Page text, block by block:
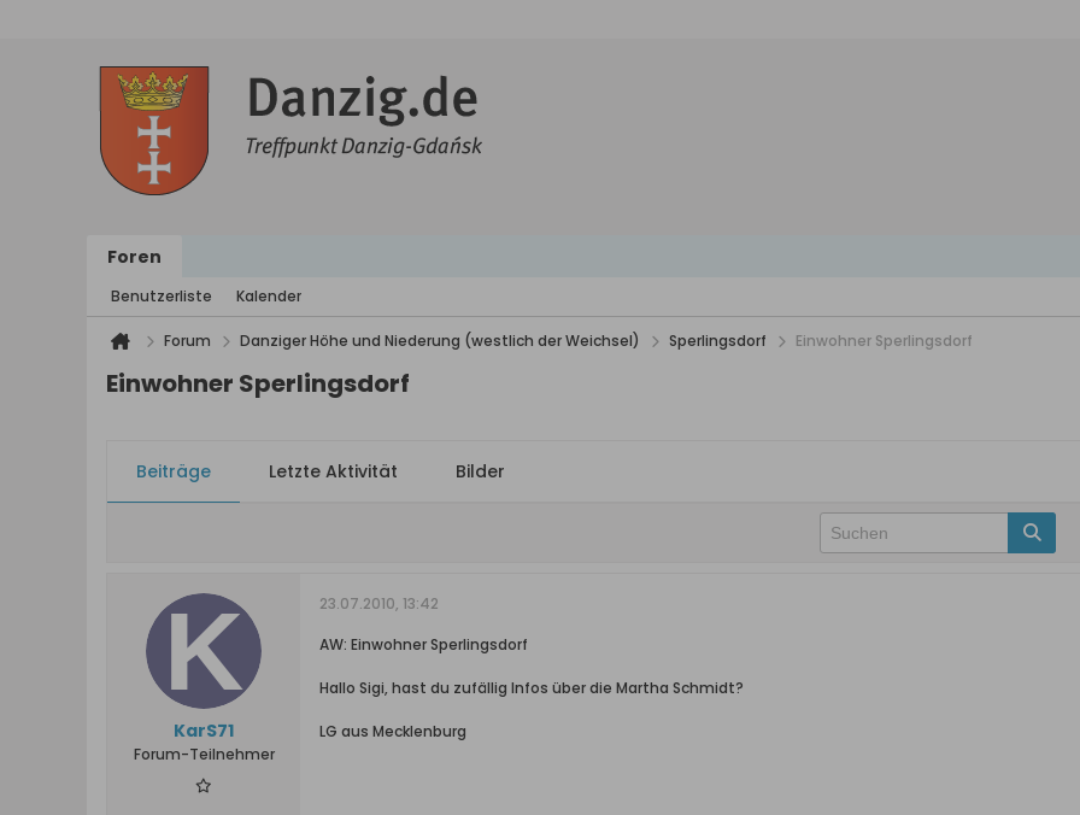
Foren
Benutzerliste Kalender
Forum Danziger Höhe und Niederung (westlich der Weichsel) Sperlingsdorf Einwohner Sperlingsdorf
Einwohner Sperlingsdorf
Beiträge Letzte Aktivität Bilder
KarS71
Forum-Teilnehmer
23.07.2010, 13:42
AW: Einwohner Sperlingsdorf
Hallo Sigi, hast du zufällig Infos über die Martha Schmidt?
LG aus Mecklenburg